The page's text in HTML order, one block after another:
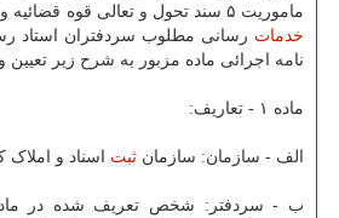
ماموریت ۵ سند تحول و تعالی قوه قضائیه و در امتداد آگاهی عموم و
خدمات رسانی مطلوب سردفتران استاد
نامه اجرائی ماده مزبور به شرح زیر تعیین و
ماده ۱ - تعاریف:
الف - سازمان: سازمان ثبت اسناد و املاک